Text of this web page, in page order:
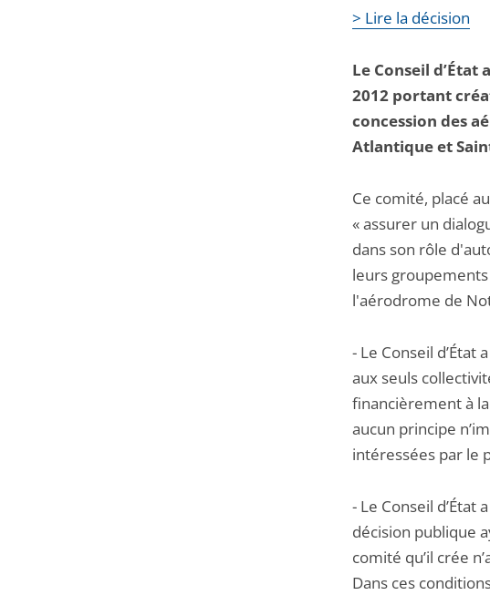
> Lire la décision
Le Conseil
2012 portant
concession des
Atlantique et
Ce comité, placé
« assurer un
dans son rôle
leurs
l'aérodrome de
- Le Conseil
aux seuls
financièrement à
aucun principe
intéressées par le
- Le Conseil
décision publique
comité qu’il crée
Dans ces